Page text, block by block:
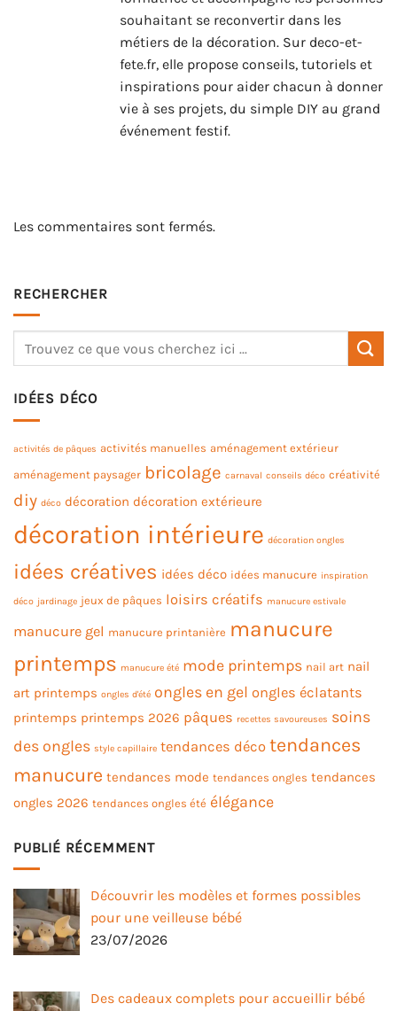
souhaitant se reconvertir dans les
métiers de la décoration. Sur deco-et-
fete.fr, elle propose conseils, tutoriels et
inspirations pour aider chacun à donner
vie à ses projets, du simple DIY au grand
événement festif.
Les commentaires sont fermés.
RECHERCHER
IDÉES DÉCO
activités de pâques activités manuelles aménagement extérieur
aménagement paysager bricolage carnaval conseils déco créativité
diy déco décoration décoration extérieure
décoration intérieure décoration ongles
idées créatives idées déco idées manucure inspiration
déco jardinage jeux de pâques loisirs créatifs manucure estivale
manucure gel manucure printanière manucure
printemps manucure été mode printemps nail art nail
art printemps ongles d'été ongles en gel ongles éclatants
printemps printemps 2026 pâques recettes savoureuses soins
des ongles style capillaire tendances déco tendances
manucure tendances mode tendances ongles tendances
ongles 2026 tendances ongles été élégance
PUBLIÉ RÉCEMMENT
Découvrir les modèles et formes possibles
pour une veilleuse bébé
23/07/2026
Des cadeaux complets pour accueillir bébé